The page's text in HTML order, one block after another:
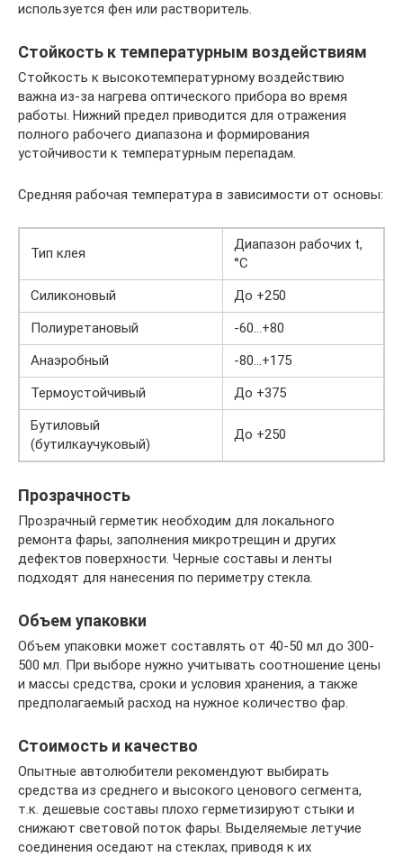
используется фен или растворитель.
Стойкость к температурным воздействиям
Стойкость к высокотемпературному воздействию
важна из-за нагрева оптического прибора во время
работы. Нижний предел приводится для отражения
полного рабочего диапазона и формирования
устойчивости к температурным перепадам.
Средняя рабочая температура в зависимости от основы:
Тип клея
Диапазон рабочих t,
°С
Силиконовый
До +250
Полиуретановый
-60…+80
Анаэробный
-80…+175
Термоустойчивый
До +375
Бутиловый
(бутилкаучуковый)
До +250
Прозрачность
Прозрачный герметик необходим для локального
ремонта фары, заполнения микротрещин и других
дефектов поверхности. Черные составы и ленты
подходят для нанесения по периметру стекла.
Объем упаковки
Объем упаковки может составлять от 40-50 мл до 300-
500 мл. При выборе нужно учитывать соотношение цены
и массы средства, сроки и условия хранения, а также
предполагаемый расход на нужное количество фар.
Стоимость и качество
Опытные автолюбители рекомендуют выбирать
средства из среднего и высокого ценового сегмента,
т.к. дешевые составы плохо герметизируют стыки и
снижают световой поток фары. Выделяемые летучие
соединения оседают на стеклах, приводя к их